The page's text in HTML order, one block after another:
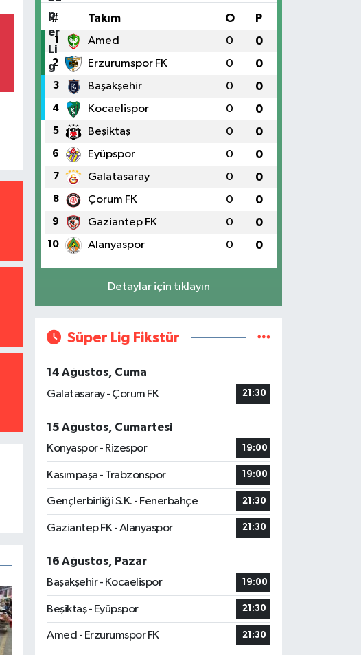
# Takım O P
1 Amed 0 0
2 Erzurumspor FK 0 0
3 Başakşehir 0 0
4 Kocaelispor 0 0
5 Beşiktaş 0 0
6 Eyüpspor 0 0
7 Galatasaray 0 0
8 Çorum FK 0 0
9 Gaziantep FK 0 0
10 Alanyaspor 0 0
Detaylar için tıklayın
Süper Lig Fikstür
14 Ağustos, Cuma
Galatasaray - Çorum FK
21:30
15 Ağustos, Cumartesi
Konyaspor - Rizespor
19:00
Kasımpaşa - Trabzonspor 19:00
Gençlerbirliği S.K. - Fenerbahçe 21:30
Gaziantep FK - Alanyaspor 21:30
16 Ağustos, Pazar
Başakşehir - Kocaelispor
19:00
Beşiktaş - Eyüpspor 21:30
Amed - Erzurumspor FK 21:30